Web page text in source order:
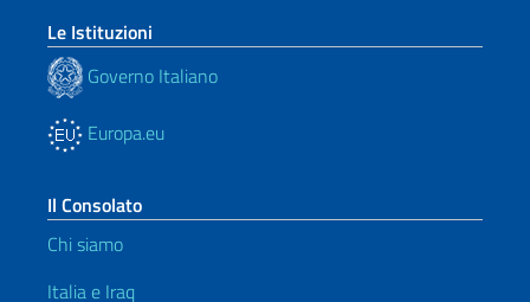
Le Istituzioni
Governo Italiano
Europa.eu
Il Consolato
Chi siamo
Italia e Iraq